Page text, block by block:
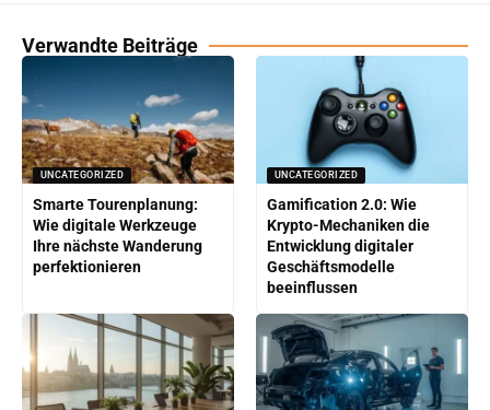
Verwandte Beiträge
UNCATEGORIZED
Smarte Tourenplanung:
Wie digitale Werkzeuge
Ihre nächste Wanderung
perfektionieren
UNCATEGORIZED
Gamification 2.0: Wie
Krypto-Mechaniken die
Entwicklung digitaler
Geschäftsmodelle
beeinflussen